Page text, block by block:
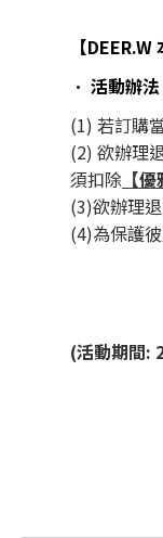
【
• 活動辦
(1) 若訂購
(2) 欲辦理
須扣除 【
(3)欲辦理
(4)為保護
(活動期間: